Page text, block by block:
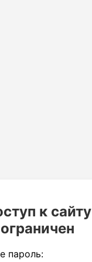
к сайту
ограничен
пароль: